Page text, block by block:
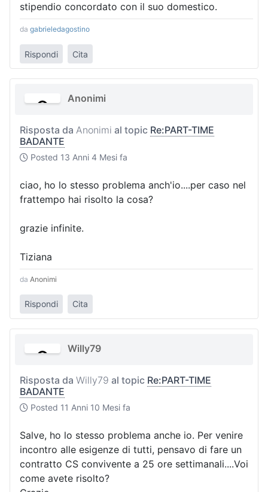
stipendio concordato con il suo domestico.
da gabrieledagostino
Rispondi Cita
Anonimi
Risposta da Anonimi al topic Re:PART-TIME
BADANTE
Posted 13 Anni 4 Mesi fa
ciao, ho lo stesso problema anch'io....per caso nel
frattempo hai risolto la cosa?
grazie infinite.
Tiziana
da Anonimi
Rispondi Cita
Willy79
Risposta da Willy79 al topic Re:PART-TIME
BADANTE
Posted 11 Anni 10 Mesi fa
Salve, ho lo stesso problema anche io. Per venire
incontro alle esigenze di tutti, pensavo di fare un
contratto CS convivente a 25 ore settimanali....Voi
come avete risolto?